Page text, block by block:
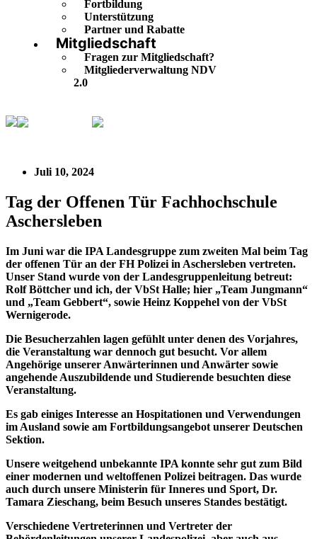
Fortbildung
Unterstützung
Partner und Rabatte
Mitgliedschaft
Fragen zur Mitgliedschaft?
Mitgliederverwaltung NDV
2.0
Juli 10, 2024
Tag der Offenen Tür Fachhochschule
Aschersleben
Im Juni war die IPA Landesgruppe zum zweiten Mal beim Tag
der offenen Tür an der FH Polizei in Aschersleben vertreten.
Unser Stand wurde von der Landesgruppenleitung betreut:
Rolf Böttcher und ich, der VbSt Halle; hier „Team Jungmann“
und „Team Gebbert“, sowie Heinz Koppehel von der VbSt
Wernigerode.
Die Besucherzahlen lagen gefühlt unter denen des Vorjahres,
die Veranstaltung war dennoch gut besucht. Vor allem
Angehörige unserer Anwärterinnen und Anwärter sowie
angehende Auszubildende und Studierende besuchten diese
Veranstaltung.
Es gab einiges Interesse an Hospitationen und Verwendungen
im Ausland sowie am Fortbildungsangebot unserer Deutschen
Sektion.
Unsere weitgehend unbekannte IPA konnte sehr gut zum Bild
einer modernen und weltoffenen Polizei beitragen. Das wurde
auch durch unsere Ministerin für Inneres und Sport, Dr.
Tamara Zieschang, beim Besuch unseres Standes bestätigt.
Verschiedene Vertreterinnen und Vertreter der